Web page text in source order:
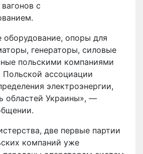
с
оборудование, опоры для
генераторы, силовые
польскими компаниями
Польской ассоциации
электроэнергии,
областей Украины», —
две первые партии
компаний уже